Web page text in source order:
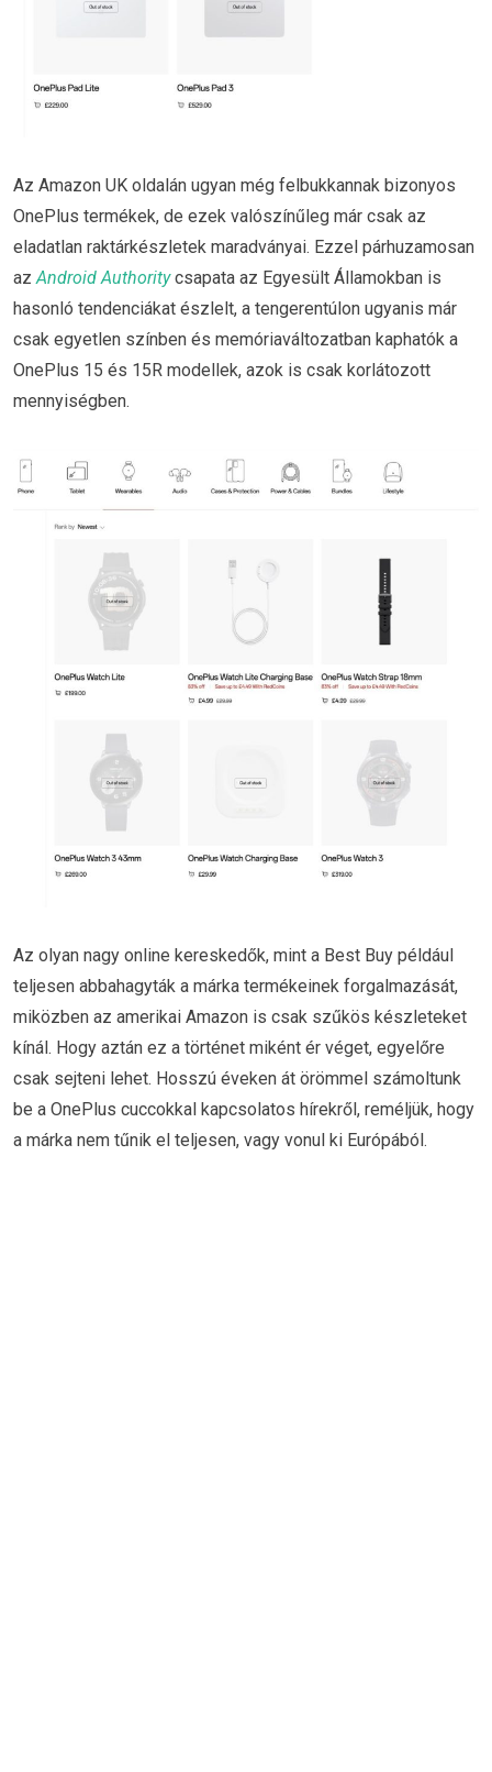
Az Amazon UK oldalán ugyan még felbukkannak bizonyos
OnePlus termékek, de ezek valószínűleg már csak az
eladatlan raktárkészletek maradványai. Ezzel párhuzamosan
az Android Authoritycsapata az Egyesült Államokban is
hasonló tendenciákat észlelt, a tengerentúlon ugyanis már
csak egyetlen színben és memóriaváltozatban kaphatók a
OnePlus 15 és 15R modellek, azok is csak korlátozott
mennyiségben.
Az olyan nagy online kereskedők, mint a Best Buy például
teljesen abbahagyták a márka termékeinek forgalmazását,
miközben az amerikai Amazon is csak szűkös készleteket
kínál. Hogy aztán ez a történet miként ér véget, egyelőre
csak sejteni lehet. Hosszú éveken át örömmel számoltunk
be a OnePlus cuccokkal kapcsolatos hírekről, reméljük, hogy
a márka nem tűnik el teljesen, vagy vonul ki Európából.